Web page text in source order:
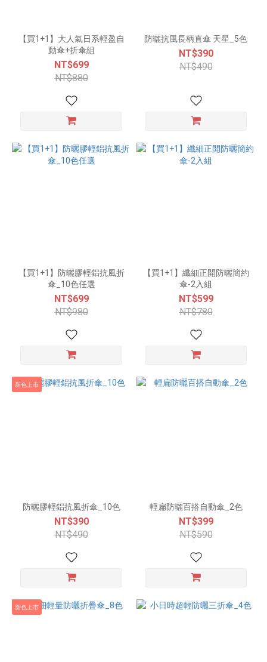
【買1+1】大人氣日系輕盈自
動傘+折傘組
NT$699
NT$880
防曬抗風長柄直傘 天星_5色
NT$390
NT$490
【買1+1】防曬膠輕鋁抗風折
傘_10色任選
NT$699
NT$980
【買1+1】纖細正開防曬簡約
傘-2入組
NT$599
NT$780
新色上市
防曬膠輕鋁抗風折傘_10色
NT$390
NT$490
輕扁防曬百搭自動傘_2色
NT$399
NT$590
新色上市